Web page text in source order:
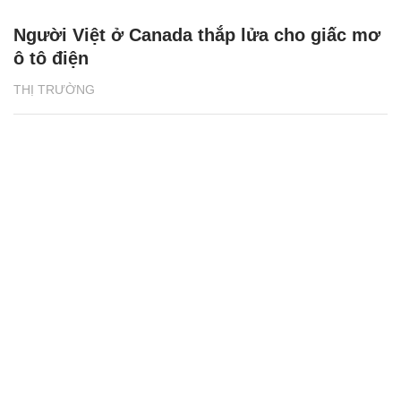
THỊ TRƯỜNG
Người Việt ở Canada thắp lửa cho giấc mơ
ô tô điện